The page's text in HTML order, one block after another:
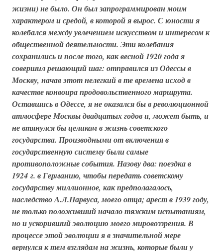
жизни) не было. Он был запрограммирован моим
характером и средой, в которой я вырос. С юности я
колебался между увлечением искусством и интересом к
общественной деятельности. Эти колебания
сохранились и после того, как весной 1920 года я
совершил решающий шаг: отправился из Одессы в
Москву, начав этот нелегкий в те времена исход в
качестве конвоира продовольственного маршрута.
Оставшись в Одессе, я не оказался бы в революционной
атмосфере Москвы двадцатых годов и, может быть, и
не втянулся бы целиком в жизнь советского
государства. Производными от включения в
государственную систему были самые
противоположные события. Назову два: поездка в
1924 г. в Германию, чтобы передать советскому
государству миллионное, как предполагалось,
наследство А.Л.Парвуса, моего отца; арест в 1939 году,
не только положивший начало тяжким испытаниям,
но и ускоривший эволюцию моего мировоззрения. В
процессе этой эволюции я в значительной мере
вернулся к тем взглядам на жизнь, которые были у